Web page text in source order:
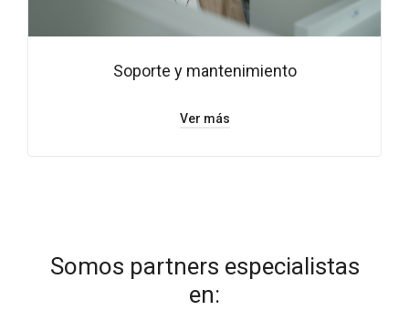
Soporte y mantenimiento
Ver más
Somos partners especialistas
en: